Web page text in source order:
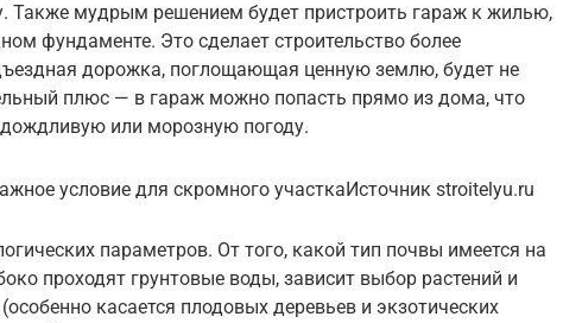
Также мудрым решением будет пристроить гараж к жилью,
фундаменте. Это сделает строительство более
дорожка, поглощающая ценную землю, будет не
плюс — в гараж можно попасть прямо из дома, что
или морозную погоду.
условие для скромного участкаИсточник stroitelyu.ru
параметров. От того, какой тип почвы имеется на
проходят грунтовые воды, зависит выбор растений и
касается плодовых деревьев и экзотических